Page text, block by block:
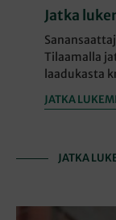
Jatka
Tilaamalla
laadukasta
JATKA
JATKA